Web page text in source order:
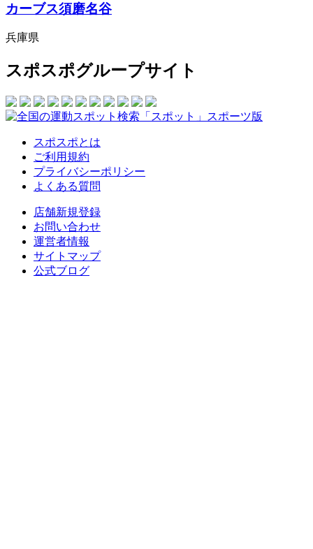
カーブス須磨名谷
兵庫県
スポスポグループサイト
スポスポとは
ご利用規約
プライバシーポリシー
よくある質問
店舗新規登録
お問い合わせ
運営者情報
サイトマップ
公式ブログ